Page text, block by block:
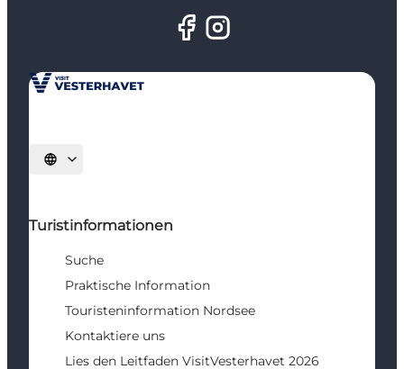
Sprache auswählen
Turistinformationen
Suche
Praktische Information
Touristeninformation Nordsee
Kontaktiere uns
Lies den Leitfaden VisitVesterhavet 2026